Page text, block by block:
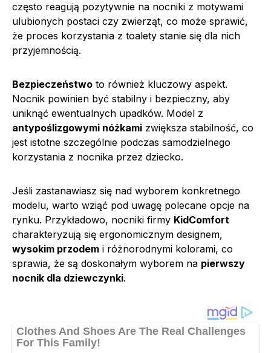
często reagują pozytywnie na nocniki z motywami
ulubionych postaci czy zwierząt, co może sprawić,
że proces korzystania z toalety stanie się dla nich
przyjemnością.
Bezpieczeństwo to również kluczowy aspekt.
Nocnik powinien być stabilny i bezpieczny, aby
uniknąć ewentualnych upadków. Model z
antypoślizgowymi nóżkami zwiększa stabilność, co
jest istotne szczególnie podczas samodzielnego
korzystania z nocnika przez dziecko.
Jeśli zastanawiasz się nad wyborem konkretnego
modelu, warto wziąć pod uwagę polecane opcje na
rynku. Przykładowo, nocniki firmy KidComfort
charakteryzują się ergonomicznym designem,
wysokim przodem i różnorodnymi kolorami, co
sprawia, że są doskonałym wyborem na pierwszy
nocnik dla dziewczynki.